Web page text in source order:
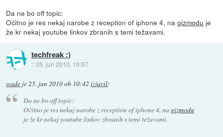
Da ne bo off topic:
Očitno je res nekaj narobe z reception of iphone 4, nagizmodu je
že kr nekaj youtube linkov zbranih s temi težavami.
techfreak :)
::25. jun 2010, 10:57
wade je25. jun 2010 ob 10:42 izjavil:
Da ne bo off topic:
Očitno je res nekaj narobe z reception of iphone 4, na gizmodu
je že kr nekaj youtube linkov zbranih s temi težavami.